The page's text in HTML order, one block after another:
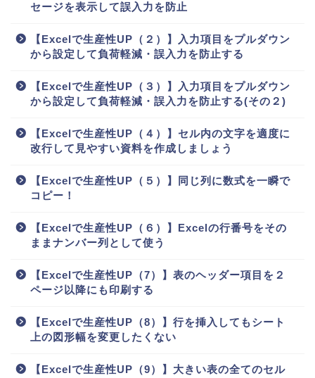
セージを表示して誤入力を防止
【Excelで生産性UP（２）】入力項目をプルダウン
から設定して負荷軽減・誤入力を防止する
【Excelで生産性UP（３）】入力項目をプルダウン
から設定して負荷軽減・誤入力を防止する(その２)
【Excelで生産性UP（４）】セル内の文字を適度に
改行して見やすい資料を作成しましょう
【Excelで生産性UP（５）】同じ列に数式を一瞬で
コピー！
【Excelで生産性UP（６）】Excelの行番号をその
ままナンバー列として使う
【Excelで生産性UP（7）】表のヘッダー項目を２
ページ以降にも印刷する
【Excelで生産性UP（8）】行を挿入してもシート
上の図形幅を変更したくない
【Excelで生産性UP（9）】大きい表の全てのセル